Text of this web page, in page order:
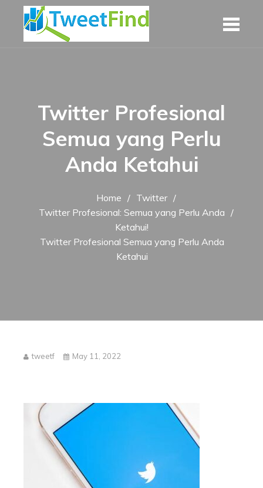
Twitter Profesional
Semua yang Perlu
Anda Ketahui
Home
Twitter
Twitter Profesional: Semua yang Perlu Anda
Ketahui!
Twitter Profesional Semua yang Perlu Anda
Ketahui
tweetf May 11, 2022